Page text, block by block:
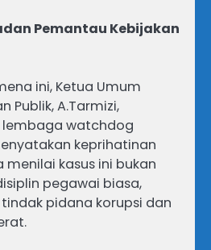
Pemantau Kebijakan
ini, Ketua Umum
Publik, A.Tarmizi,
watchdog
keprihatinan
kasus ini bukan
pegawai biasa,
pidana korupsi dan